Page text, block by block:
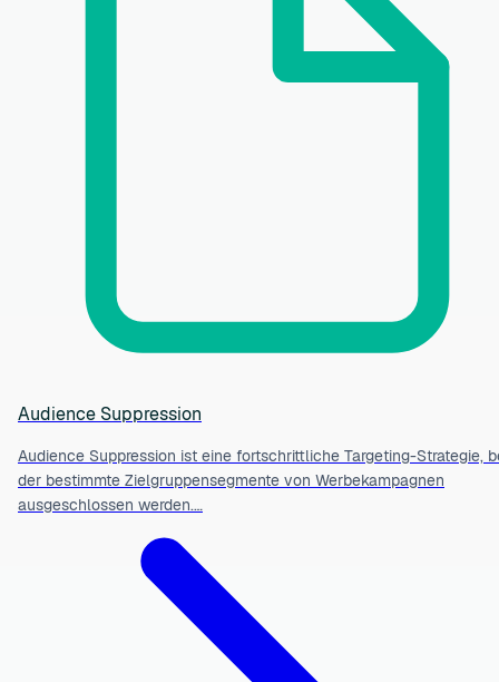
Audience Suppression
Audience Suppression ist eine fortschrittliche Targeting-Strategie,
der bestimmte Zielgruppensegmente von Werbekampagnen
ausgeschlossen werden.…